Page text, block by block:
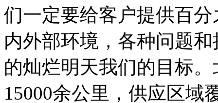
们一定要给客户提供百
内外部环境，各种问题
的灿烂明天我们的目标
15000余公里，供应区域